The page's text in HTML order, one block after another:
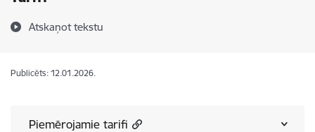
Atskaņot tekstu
Publicēts: 12.01.2026.
Piemērojamie tarifi